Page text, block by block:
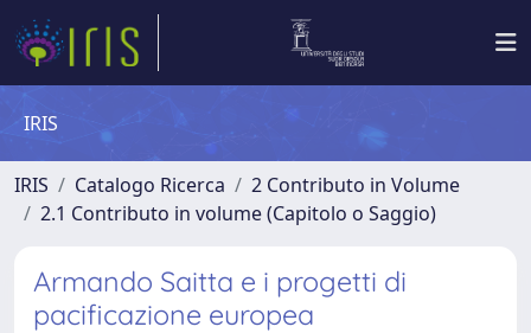
IRIS
IRIS Catalogo Ricerca
2 Contributo in Volume
2.1 Contributo in volume (Capitolo o Saggio)
Armando Saitta e i progetti di
pacificazione europea